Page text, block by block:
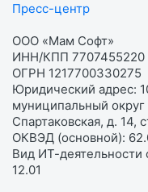
Пресс-центр
ООО «Мам Софт»
ИНН/КПП 7707455220
ОГРН 1217700330275
Юридический адрес:
муниципальный
Спартаковская, д. 14,
ОКВЭД (основной):
Вид ИТ-деятельности
12.01